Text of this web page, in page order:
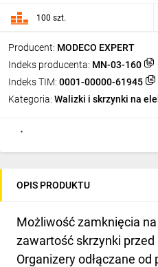
Producent: MODECO EXPERT
Indeks producenta: MN-03-160
Indeks TIM: 0001-00000-61945
Kategoria: Walizki i skrzynki na
100 szt.
OPIS PRODUKTU
Możliwość zamknięcia
zawartość skrzynki przed
Organizery odłączane